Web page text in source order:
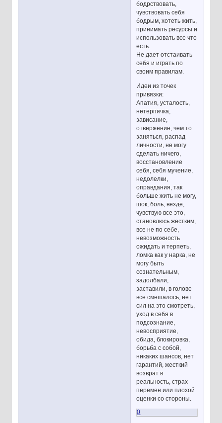
бодрствовать,
чувствовать себя
бодрым, хотеть жить,
принимать ресурсы и
использовать все что
есть.
Не дает отстаивать
себя и играть по
своим правилам.
Идеи из точек
привязки:
Апатия, усталость,
нетерпячка,
зависание,
отвержение, чем то
заняться, распад
личности, не могу
сделать ничего,
восстановление
себя, себя мучение,
недолелки,
оправдания, так
больше жить не могу,
шок, боль, везде,
чувствую все это,
становлюсь жестким,
все не по себе,
невозможность
ожидать и терпеть,
ломка как у нарка, не
могу быть
сознательным,
задолбали,
заставили, в голове
все смешалось, нет
сил на это смотреть,
уход в себя в
подсознание,
невосприятие,
обида, блокировка,
борьба с собой,
никаких шансов, нет
гарантий, жесткий
возврат в
реальность, страх
перемен или плохой
оценки со стороны.
0